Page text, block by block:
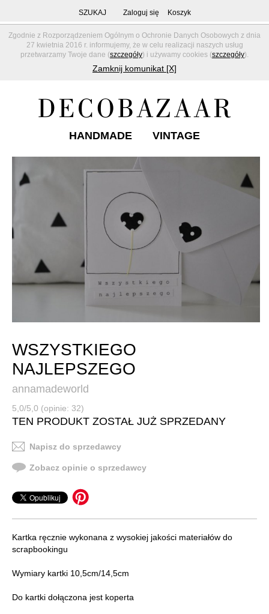
Zgodnie z Rozporządzeniem Ogólnym o Ochronie Danych Osobowych z dnia
27 kwietnia 2016 r. informujemy, że w celu realizacji naszych usług
przetwarzamy Twoje dane (szczegóły) i używamy cookies (szczegóły).
Zamknij komunikat [X]
SZUKAJ Zaloguj się Koszyk
HANDMADE VINTAGE
WSZYSTKIEGO
NAJLEPSZEGO
annamadeworld
5,0/5,0 (opinie: 32)
TEN PRODUKT ZOSTAŁ JUŻ SPRZEDANY
Napisz do sprzedawcy
Zobacz opinie o sprzedawcy
Kartka ręcznie wykonana z wysokiej jakości materiałów do
scrapbookingu
Wymiary kartki 10,5cm/14,5cm
Do kartki dołączona jest koperta